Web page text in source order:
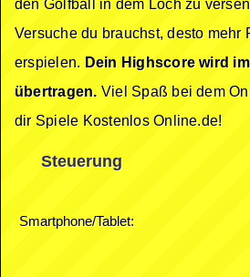
den Golfball in dem Loch zu
Versuche du brauchst, desto mehr
erspielen. Dein Highscore wird
übertragen. Viel Spaß bei dem
dir Spiele Kostenlos Online.de!
Steuerung
Smartphone/Tablet: